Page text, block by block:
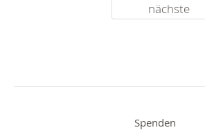
nächste
Spenden